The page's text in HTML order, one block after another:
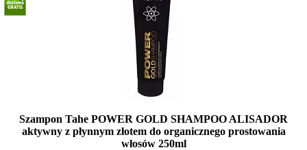
Szampon Tahe POWER GOLD SHAMPOO ALISADOR
aktywny z płynnym złotem do organicznego prostowania
włosów 250ml